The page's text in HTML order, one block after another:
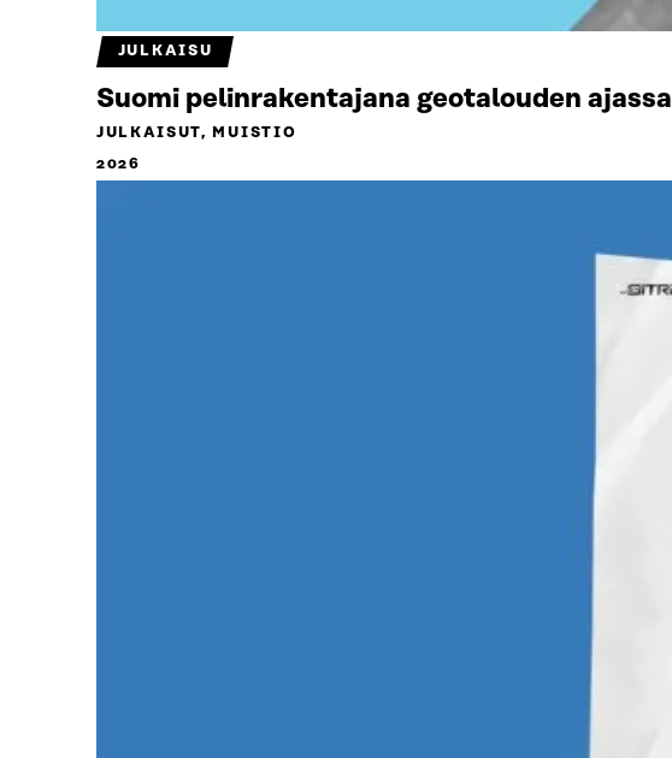
JULKAISU
Suomi pelinrakentajana geotalouden ajassa
JULKAISUT, MUISTIO
2026